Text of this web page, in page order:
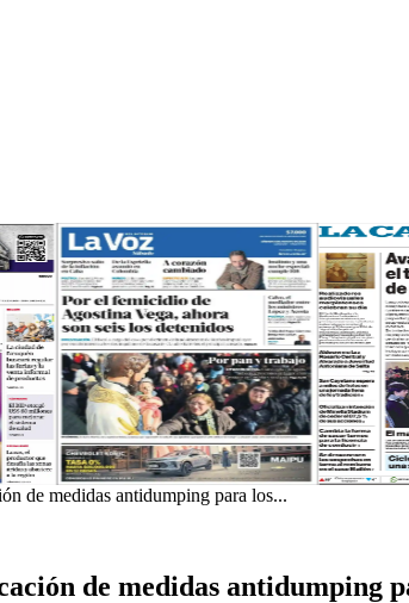
de medidas antidumping para los...
de medidas antidumping